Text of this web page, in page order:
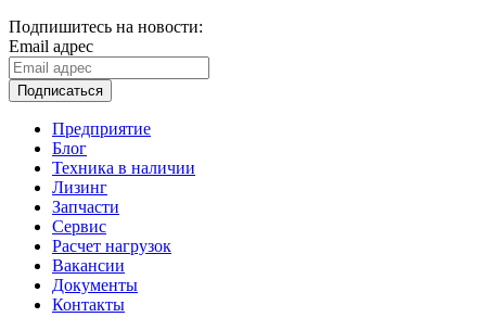
Подпишитесь на новости:
Email адрес
Подписаться
Предприятие
Блог
Техника в наличии
Лизинг
Запчасти
Сервис
Расчет нагрузок
Вакансии
Документы
Контакты